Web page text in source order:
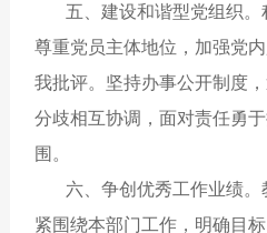
五、建设和谐型党组织
尊重党员主体地位，加强党
我批评。坚持办事公开制度
分歧相互协调，面对责任勇
围。
六、争创优秀工作业绩
紧围绕本部门工作，明确目